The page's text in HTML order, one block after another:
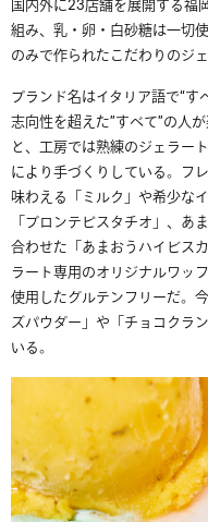
組み、乳・卵・白砂糖は一切
のみで作られたこだわりのジ
ブランド名はイタリア語で“
志向性を超えた”すべて”の人
と、工房では熟練のジェラー
により手づくりしている。フ
味わえる「ミルク」や希少な
「ブロンテピスタチオ」、
合わせた「あまおうハイビス
ラート専用のオリジナルワッ
使用したグルテンフリーだ。
ズパウダー」や「チョコクラ
いる。